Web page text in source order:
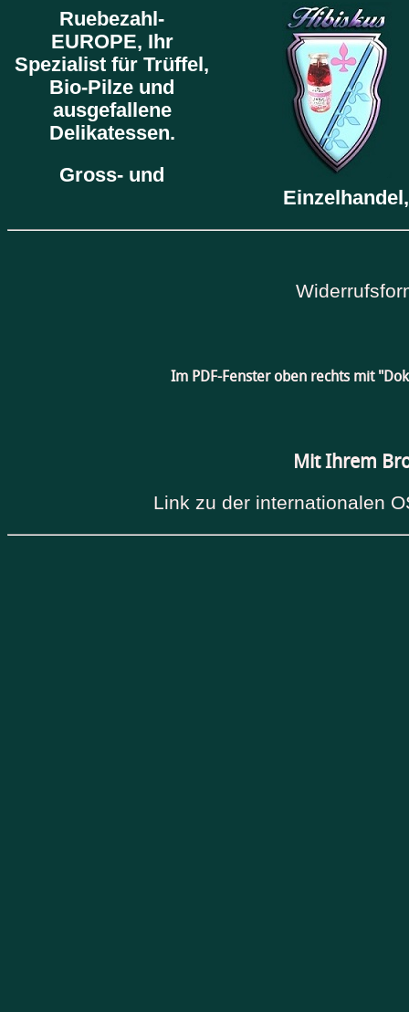
Ruebezahl-
EUROPE, Ihr
Spezialist für Trüffel,
Bio-Pilze und
ausgefallene
Delikatessen.
Gross- und
Im PDF-Fenster oben rechts mit
Mit Ihrem
Link zu der internationalen